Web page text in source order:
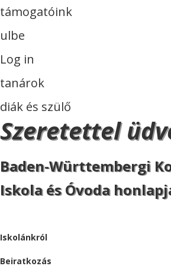
támogatóink
ulbe
Log in
tanárok
diák és szülő
Szeretettel
Baden-Württembergi
Iskola és Óvoda
Iskolánkról
Beiratkozás